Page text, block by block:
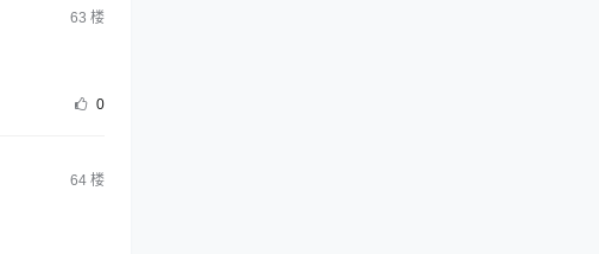
63 楼
0
64 楼